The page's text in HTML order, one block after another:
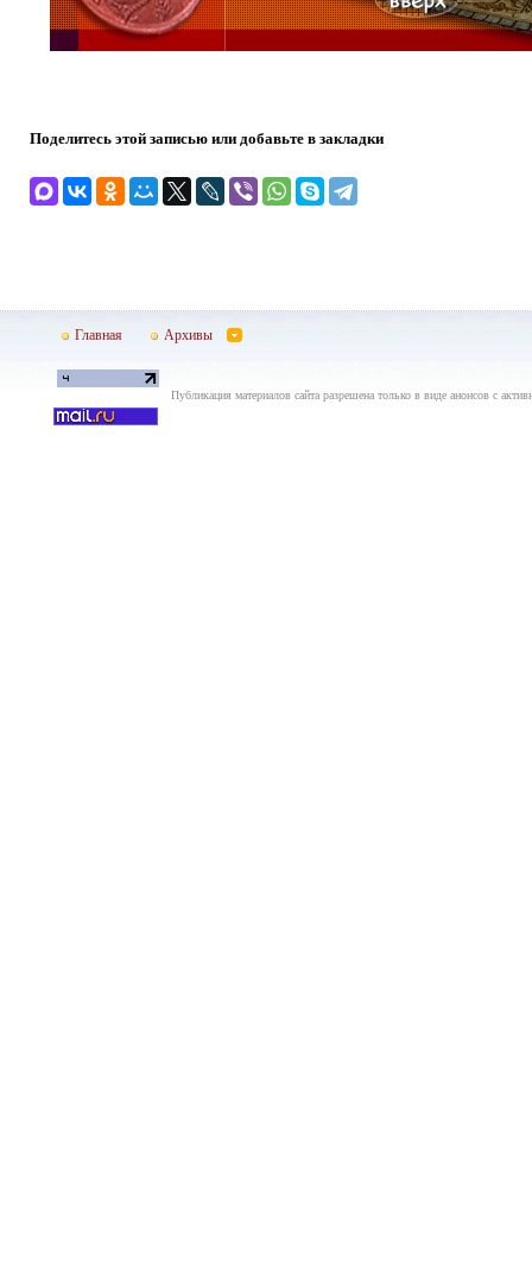
Поделитесь этой записью или добавьте в закладки
Главная Архивы
Публикация материалов сайта разрешена только в виде анонсов с